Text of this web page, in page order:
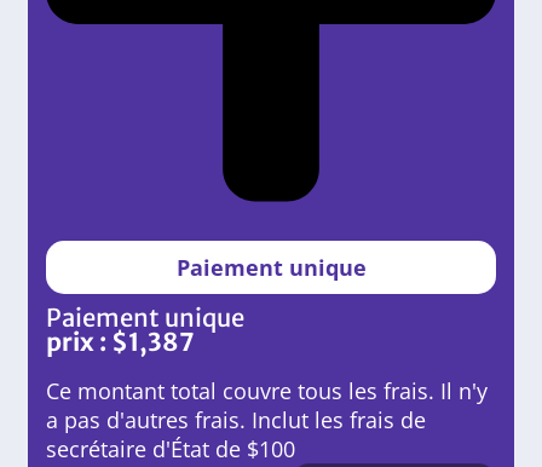
Paiement unique
Paiement unique
prix : $1,387
Ce montant total couvre tous les frais. Il n'y
a pas d'autres frais. Inclut les frais de
secrétaire d'État de $100